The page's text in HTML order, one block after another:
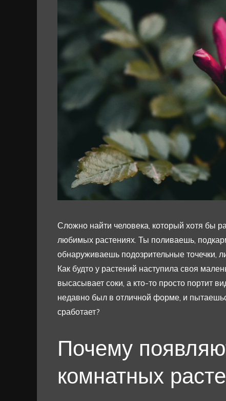
Сложно найти человека, который хотя бы
любимых растениях. Ты поливаешь,
обнаруживаешь подозрительные точечки,
Как будто у растений наступила своя
высасывает соки, а кто-то просто портит
недавно был в отличной форме, и
сработает?
Почему
комнатных